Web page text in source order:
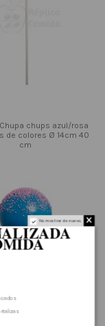
chups azul/rosa
de colores Ø 14cm 40
cm
No mostrar de nuevo.